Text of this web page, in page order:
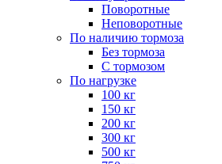
Поворотные
Неповоротные
По наличию тормоза
Без тормоза
С тормозом
По нагрузке
100 кг
150 кг
200 кг
300 кг
500 кг